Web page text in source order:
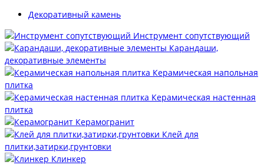
Декоративный камень
Инструмент сопутствующий
Карандаши,
декоративные элементы
Керамическая напольная
плитка
Керамическая настенная
плитка
Керамогранит
Клей для
плитки,затирки,грунтовки
Клинкер